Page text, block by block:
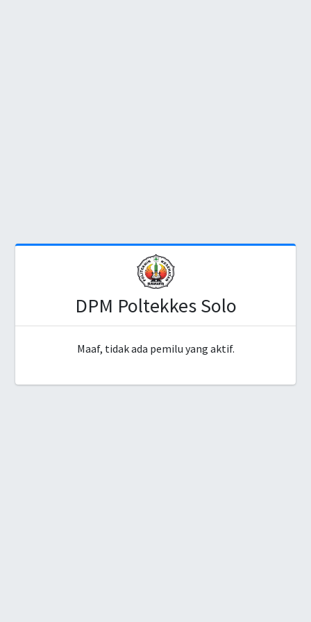
DPM Poltekkes Solo
Maaf, tidak ada pemilu yang aktif.